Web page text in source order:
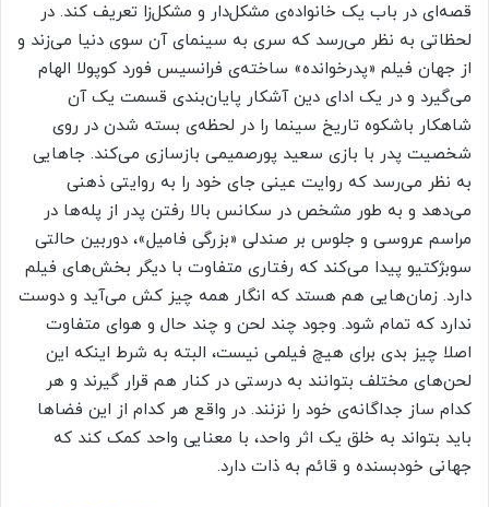
قصه‌ای در باب یک خانواده‌ی مشکل‌دار و مشکل‌زا تعریف کند. در
لحظاتی به نظر می‌رسد که سری به سینمای آن سوی دنیا می‌زند و
از جهان فیلم «پدرخوانده» ساخته‌ی فرانسیس فورد کوپولا الهام
می‌گیرد و در یک ادای دین آشکار پایان‌بندی قسمت یک آن
شاهکار باشکوه تاریخ سینما را در لحظه‌ی بسته شدن در روی
شخصیت پدر با بازی سعید پورصمیمی بازسازی می‌کند. جاهایی
به نظر می‌رسد که روایت عینی جای خود را به روایتی ذهنی
می‌دهد و به طور مشخص در سکانس بالا رفتن پدر از پله‌ها در
مراسم عروسی و جلوس بر صندلی «بزرگی فامیل»، دوربین حالتی
سوبژکتیو پیدا می‌کند که رفتاری متفاوت با دیگر بخش‌های فیلم
دارد. زمان‌هایی هم هستد که انگار همه چیز کش می‌آید و دوست
ندارد که تمام شود. وجود چند لحن و چند حال و هوای متفاوت
اصلا چیز بدی برای هیچ فیلمی نیست، البته به شرط اینکه این
لحن‌های مختلف بتوانند به درستی در کنار هم قرار گیرند و هر
کدام ساز جداگانه‌ی خود را نزنند. در واقع هر کدام از این فضاها
باید بتواند به خلق یک اثر واحد، با معنایی واحد کمک کند که
جهانی خودبسنده و قائم به ذات دارد.